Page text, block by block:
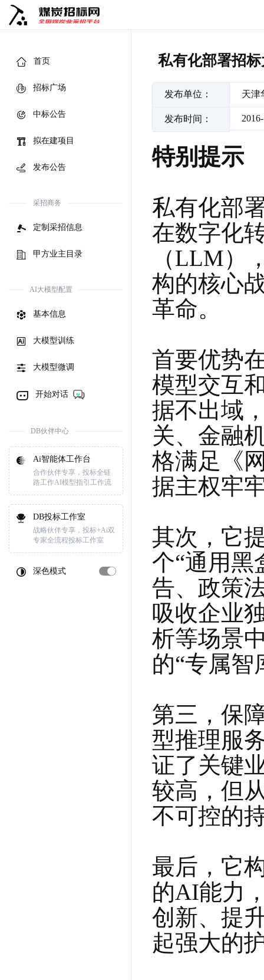
首页
招标广场
中标公告
拟在建项目
发布公告
采招商务
定制采招信息
甲方业主目录
AI大模型配置
基本信息
大模型训练
大模型微调
开始对话
DB伙伴中心
Ai智能体工作台
合作伙伴专享，投标全链
路工作AI模型指引工作流
DB投标工作室
战略伙伴专享，投标+Ai双
专家全流程投标工作室
深色模式
私有化部署招
发布单位： 天津
发布时间：
特别提示
私有化部
在数字化
（LLM）
构的核心
革命。
首要优势
模型交互
据不出域
关、金融
格满足《
据主权牢
其次，它
个“通用黑
告、政策
吸收企业
析等场景
的“专属智
第三，保
型推理服
证了关键
较高，但
不可控的
最后，它
的AI能力
创新、提
起强大的